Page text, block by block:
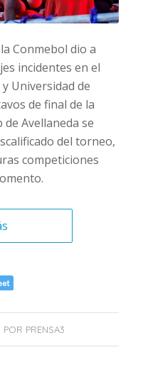
Conmebol dio a
incidentes en el
Universidad de
de final de la
de Avellaneda se
del torneo,
competiciones
POR PRENSA3